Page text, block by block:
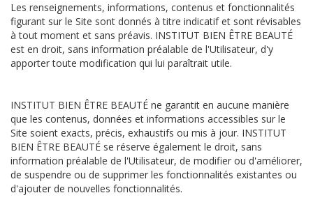
Les renseignements, informations, contenus et fonctionnalités
figurant sur le Site sont donnés à titre indicatif et sont révisables
à tout moment et sans préavis. INSTITUT BIEN ÊTRE BEAUTÉ
est en droit, sans information préalable de l'Utilisateur, d'y
apporter toute modification qui lui paraîtrait utile.
INSTITUT BIEN ÊTRE BEAUTÉ ne garantit en aucune manière
que les contenus, données et informations accessibles sur le
Site soient exacts, précis, exhaustifs ou mis à jour. INSTITUT
BIEN ÊTRE BEAUTÉ se réserve également le droit, sans
information préalable de l'Utilisateur, de modifier ou d'améliorer,
de suspendre ou de supprimer les fonctionnalités existantes ou
d'ajouter de nouvelles fonctionnalités.